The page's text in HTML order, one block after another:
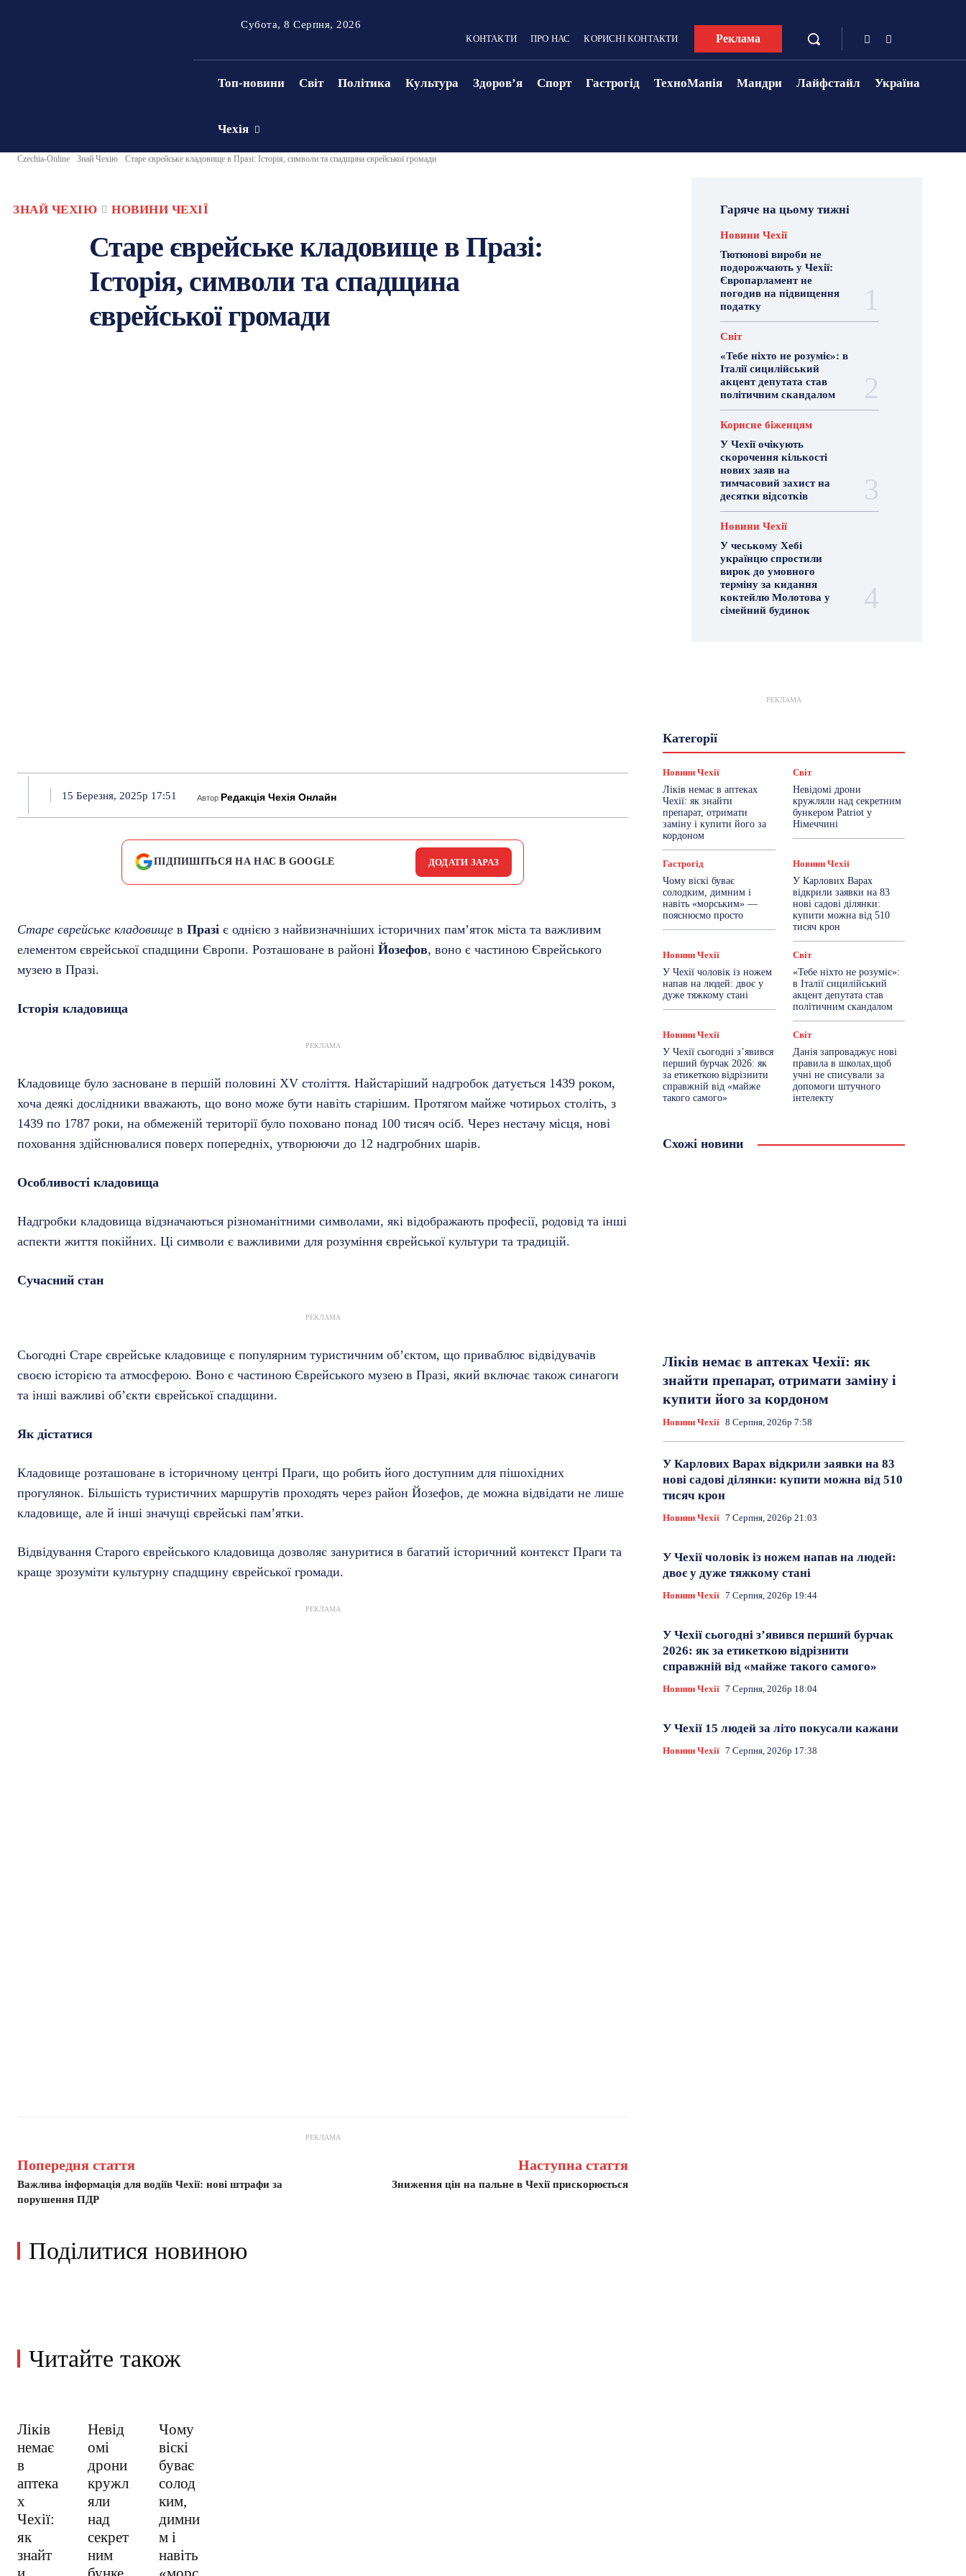
Субота, 8 Серпня, 2026
КОНТАКТИ ПРО НАС КОРИСНІ КОНТАКТИ Реклама
Топ-новини Світ Політика Культура Здоровʼя Спорт Гастрогід ТехноМанія Мандри Лайфстайл Україна
Чехія
Czechia-Online Знай Чехію Старе єврейське кладовище в Празі: Історія, символи та спадщина єврейської громади
ЗНАЙ ЧЕХІЮ НОВИНИ ЧЕХІЇ
Старе єврейське кладовище в Празі:
Історія, символи та спадщина
єврейської громади
15 Березня, 2025р 17:51 Автор Редакція Чехія Онлайн
ПІДПИШІТЬСЯ НА НАС В GOOGLE ДОДАТИ ЗАРАЗ
Старе єврейське кладовище в Празі є однією з найвизначніших історичних пам’яток міста та важливим
елементом єврейської спадщини Європи. Розташоване в районі Йозефов, воно є частиною Єврейського
музею в Празі.
Історія кладовища
РЕКЛАМА
Кладовище було засноване в першій половині XV століття. Найстаріший надгробок датується 1439 роком,
хоча деякі дослідники вважають, що воно може бути навіть старішим. Протягом майже чотирьох століть, з
1439 по 1787 роки, на обмеженій території було поховано понад 100 тисяч осіб. Через нестачу місця, нові
поховання здійснювалися поверх попередніх, утворюючи до 12 надгробних шарів.
Особливості кладовища
Надгробки кладовища відзначаються різноманітними символами, які відображають професії, родовід та інші
аспекти життя покійних. Ці символи є важливими для розуміння єврейської культури та традицій.
Сучасний стан
РЕКЛАМА
Сьогодні Старе єврейське кладовище є популярним туристичним об’єктом, що приваблює відвідувачів
своєю історією та атмосферою. Воно є частиною Єврейського музею в Празі, який включає також синагоги
та інші важливі об’єкти єврейської спадщини.
Як дістатися
Кладовище розташоване в історичному центрі Праги, що робить його доступним для пішохідних
прогулянок. Більшість туристичних маршрутів проходять через район Йозефов, де можна відвідати не лише
кладовище, але й інші значущі єврейські пам’ятки.
Відвідування Старого єврейського кладовища дозволяє зануритися в багатий історичний контекст Праги та
краще зрозуміти культурну спадщину єврейської громади.
РЕКЛАМА
РЕКЛАМА
Попередня стаття
Важлива інформація для водіїв Чехії: нові штрафи за
порушення ПДР
Наступна стаття
Зниження цін на пальне в Чехії прискорюється
Поділитися новиною
Читайте також
Ліків
немає
в
аптека
х
Чехії:
як
знайт
Невід
омі
дрони
кружл
яли
над
секрет
ним
Чому
віскі
буває
солод
ким,
димни
м і
навіть
Гаряче на цьому тижні
Новини Чехії
Тютюнові вироби не
подорожчають у Чехії:
Європарламент не
погодив на підвищення
податку
Світ
«Тебе ніхто не розуміє»: в
Італії сицилійський
акцент депутата став
політичним скандалом
Корисне біженцям
У Чехії очікують
скорочення кількості
нових заяв на
тимчасовий захист на
десятки відсотків
Новини Чехії
У чеському Хебі
українцю спростили
вирок до умовного
терміну за кидання
коктейлю Молотова у
сімейний будинок
РЕКЛАМА
КатегоріїГастрогід
Знай Чехію
Новини України
Новини Чехії
Робота
Світ
Спорт ТехноМанія
Топ-новини
Фоторепортаж
Більше
Новини Чехії
Ліків немає в аптеках
Чехії: як знайти
препарат, отримати
заміну і купити його за
кордоном
Світ
Невідомі дрони
кружляли над секретним
бункером Patriot у
Німеччині
Гастрогід
Чому віскі буває
солодким, димним і
навіть «морським» —
пояснюємо просто
Новини Чехії
У Карлових Варах
відкрили заявки на 83
нові садові ділянки:
купити можна від 510
тисяч крон
Новини Чехії
У Чехії чоловік із ножем
напав на людей: двоє у
дуже тяжкому стані
Світ
«Тебе ніхто не розуміє»:
в Італії сицилійський
акцент депутата став
політичним скандалом
Новини Чехії
У Чехії сьогодні з’явився
перший бурчак 2026: як
за етикеткою відрізнити
справжній від «майже
такого самого»
Світ
Данія запроваджує нові
правила в школах,щоб
учні не списували за
допомоги штучного
інтелекту
Схожі новини
Ліків немає в аптеках Чехії: як
знайти препарат, отримати заміну і
купити його за кордоном
Новини Чехії 8 Серпня, 2026р 7:58
У Карлових Варах відкрили заявки на 83
нові садові ділянки: купити можна від 510
тисяч крон
Новини Чехії 7 Серпня, 2026р 21:03
У Чехії чоловік із ножем напав на людей:
двоє у дуже тяжкому стані
Новини Чехії 7 Серпня, 2026р 19:44
У Чехії сьогодні з’явився перший бурчак
2026: як за етикеткою відрізнити
справжній від «майже такого самого»
Новини Чехії 7 Серпня, 2026р 18:04
У Чехії 15 людей за літо покусали кажани
Новини Чехії 7 Серпня, 2026р 17:38